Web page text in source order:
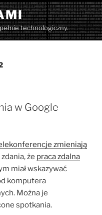
technologiczny.
w Google
zmieniają
że praca zdalna
miał wskazywać
komputera
Można je
spotkania.